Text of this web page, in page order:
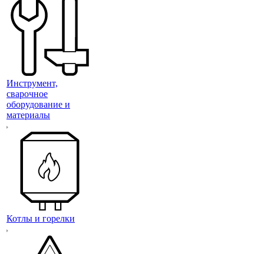
Инструмент,
сварочное
оборудование и
материалы
Котлы и горелки